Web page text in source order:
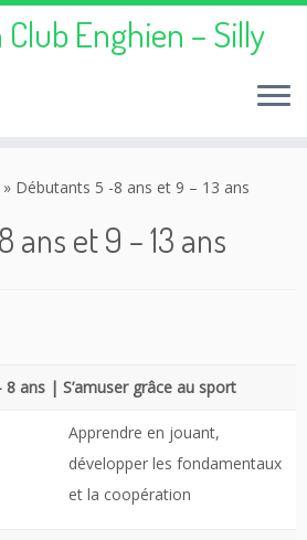
Enghien – Silly
» Débutants 5 -8 ans et 9 – 13 ans
ans et 9 – 13 ans
8 ans | S’amuser grâce au sport
Apprendre en jouant,
développer les fondamentaux
et la coopération